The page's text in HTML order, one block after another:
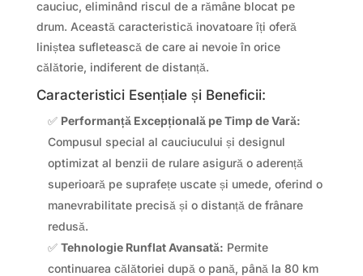
cauciuc, eliminând riscul de a rămâne blocat pe
drum. Această caracteristică inovatoare îți oferă
liniștea sufletească de care ai nevoie în orice
călătorie, indiferent de distanță.
Caracteristici Esențiale și Beneficii:
✅ Performanță Excepțională pe Timp de Vară:
Compusul special al cauciucului și designul
optimizat al benzii de rulare asigură o aderență
superioară pe suprafețe uscate și umede, oferind o
manevrabilitate precisă și o distanță de frânare
redusă.
✅ Tehnologie Runflat Avansată: Permite
continuarea călătoriei după o pană, până la 80 km